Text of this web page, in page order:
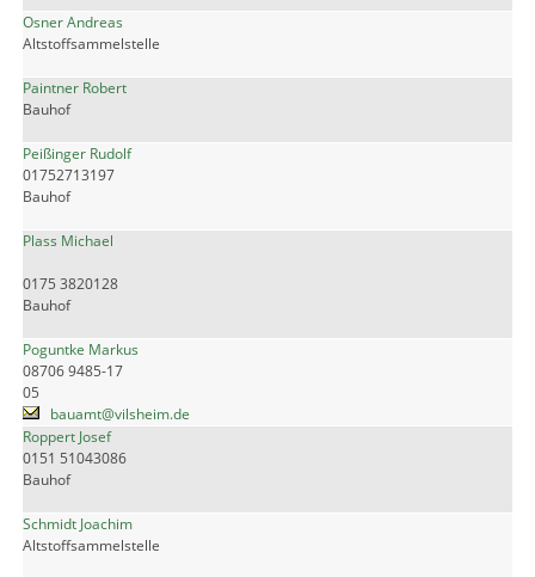
Osner Andreas
Altstoffsammelstelle
Paintner Robert
Bauhof
Peißinger Rudolf
01752713197
Bauhof
Plass Michael
0175 3820128
Bauhof
Poguntke Markus
08706 9485-17
05
bauamt@vilsheim.de
Roppert Josef
0151 51043086
Bauhof
Schmidt Joachim
Altstoffsammelstelle